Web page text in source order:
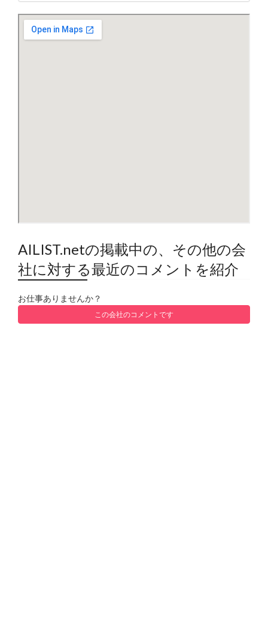
AILIST.netの掲載中の、その他の会
社に対する最近のコメントを紹介
お仕事ありませんか？
この会社のコメントです